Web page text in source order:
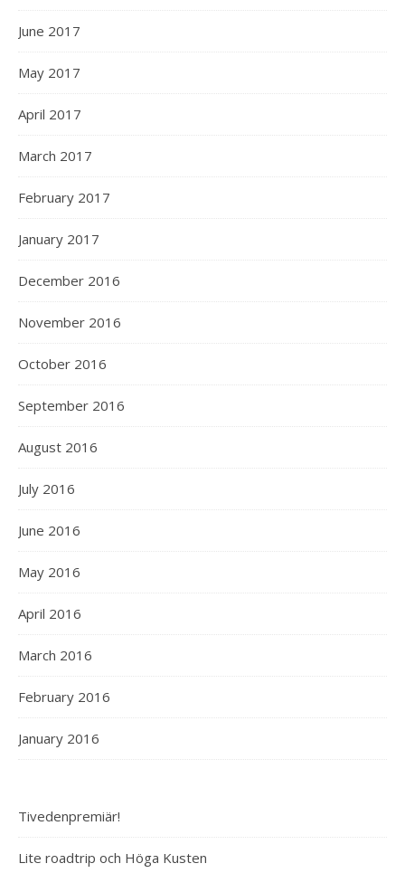
June 2017
May 2017
April 2017
March 2017
February 2017
January 2017
December 2016
November 2016
October 2016
September 2016
August 2016
July 2016
June 2016
May 2016
April 2016
March 2016
February 2016
January 2016
Tivedenpremiär!
Lite roadtrip och Höga Kusten